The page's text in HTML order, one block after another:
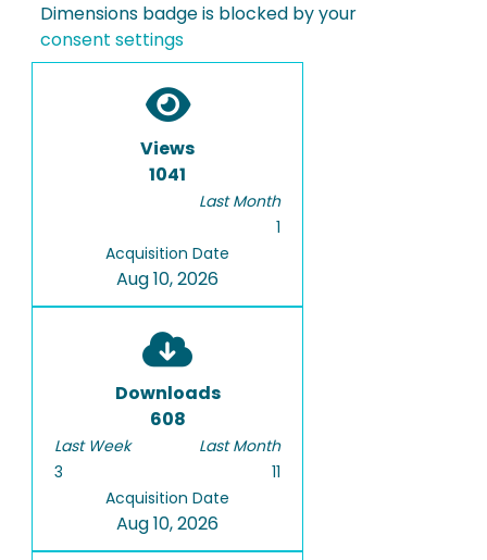
Dimensions badge is blocked by your
consent settings
Views
1041
Last Month
1
Acquisition Date
Aug 10, 2026
Downloads
608
Last Week
3
Last Month
11
Acquisition Date
Aug 10, 2026